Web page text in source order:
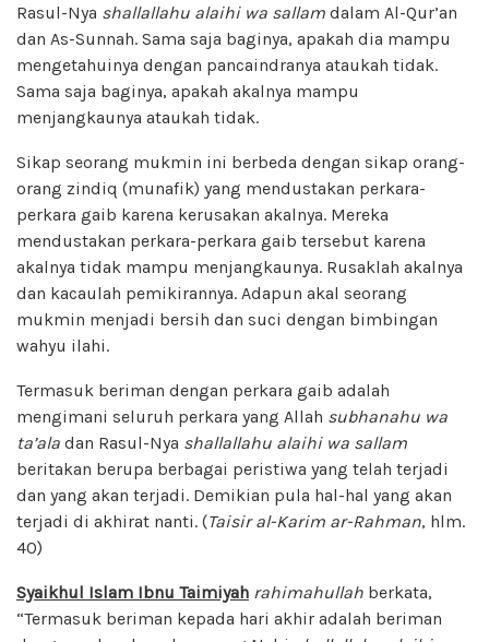
Rasul-Nya shallallahu alaihi wa sallam dalam Al-Qur’an
dan As-Sunnah. Sama saja baginya, apakah dia mampu
mengetahuinya dengan pancaindranya ataukah tidak.
Sama saja baginya, apakah akalnya mampu
menjangkaunya ataukah tidak.
Sikap seorang mukmin ini berbeda dengan sikap orang-
orang zindiq (munafik) yang mendustakan perkara-
perkara gaib karena kerusakan akalnya. Mereka
mendustakan perkara-perkara gaib tersebut karena
akalnya tidak mampu menjangkaunya. Rusaklah akalnya
dan kacaulah pemikirannya. Adapun akal seorang
mukmin menjadi bersih dan suci dengan bimbingan
wahyu ilahi.
Termasuk beriman dengan perkara gaib adalah
mengimani seluruh perkara yang Allah subhanahu wa
ta’ala dan Rasul-Nya shallallahu alaihi wa sallam
beritakan berupa berbagai peristiwa yang telah terjadi
dan yang akan terjadi. Demikian pula hal-hal yang akan
terjadi di akhirat nanti. (Taisir al-Karim ar-Rahman, hlm.
40)
Syaikhul Islam Ibnu Taimiyah rahimahullah berkata,
“Termasuk beriman kepada hari akhir adalah beriman